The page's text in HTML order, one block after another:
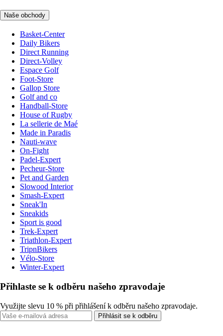
Naše obchody
Basket-Center
Daily Bikers
Direct Running
Direct-Volley
Espace Golf
Foot-Store
Gallop Store
Golf and co
Handball-Store
House of Rugby
La sellerie de Maé
Made in Paradis
Nauti-wave
On-Fight
Padel-Expert
Pecheur-Store
Pet and Garden
Slowood Interior
Smash-Expert
Sneak'In
Sneakids
Sport is good
Trek-Expert
Triathlon-Expert
TripnBikers
Vélo-Store
Winter-Expert
Přihlaste se k odběru našeho zpravodaje
Využijte slevu 10 % při přihlášení k odběru našeho zpravodaje.
Přihlásit se k odběru